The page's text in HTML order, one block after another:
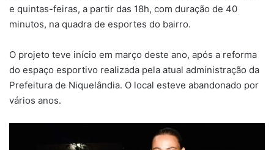
e quintas-feiras, a partir das 18h, com duração de 40
minutos, na quadra de esportes do bairro.
O projeto teve início em março deste ano, após a reforma
do espaço esportivo realizada pela atual administração da
Prefeitura de Niquelândia. O local esteve abandonado por
vários anos.